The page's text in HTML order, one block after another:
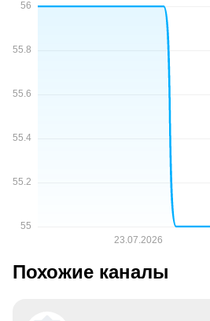
Похожие каналы